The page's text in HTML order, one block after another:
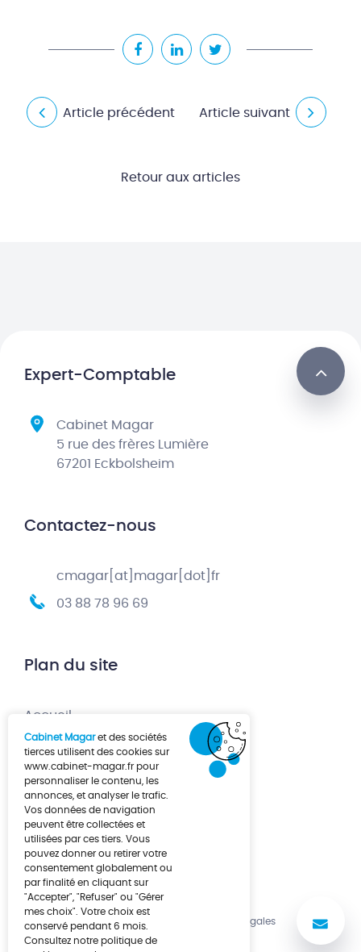
Article précédent Article suivant
Retour aux articles
Expert-Comptable
Cabinet Magar
5 rue des frères Lumière
67201 Eckbolsheim
Contactez-nous
cmagar[at]magar[dot]fr
03 88 78 96 69
Plan du site
Accueil
Création d’entreprise
Développement d’entreprise
À propos
Actualités
Contact
Politique de cookies Mentions légales
Cabinet Magaret des sociétés
tierces utilisent des cookies sur
www.cabinet-magar.frpour
personnaliser le contenu, les
annonces, et analyser le trafic.
Vos données de navigation
peuvent être collectées et
utilisées par ces tiers. Vous
pouvez donner ou retirer votre
consentement globalement ou
par finalité en cliquant sur
"Accepter", "Refuser" ou "Gérer
mes choix". Votre choix est
conservé pendant 6 mois.
Consultez notre politique de